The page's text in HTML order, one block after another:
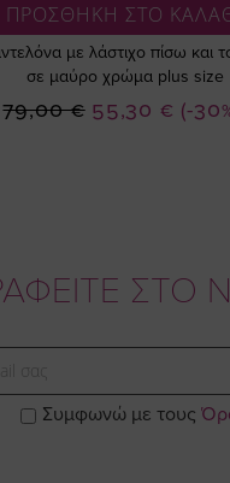
ΠΡΟΣΘΗΚΗ ΣΤΟ
με λάστιχο πίσω και
σε μαύρο χρώμα plus size
(-
Ειδική
55,30 €
79,00 €
ΣΤΟ
Συμφωνώ με τους